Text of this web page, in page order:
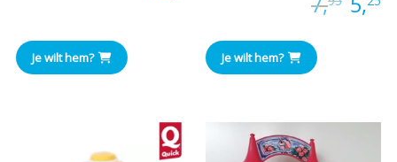
Je wilt hem? Je wilt hem?